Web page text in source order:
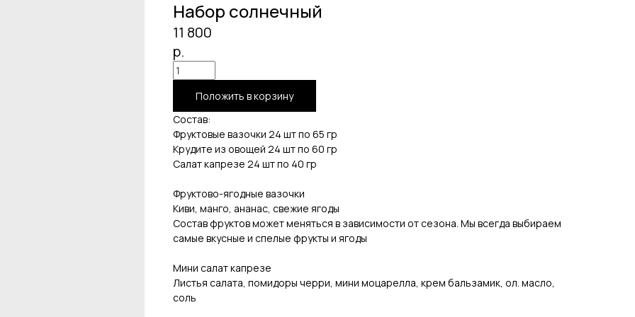
Набор солнечный
11 800
р.
Положить в корзину
Состав:
Фруктовые вазочки 24 шт по 65 гр
Крудите из овощей 24 шт по 60 гр
Салат капрезе 24 шт по 40 гр
Фруктово-ягодные вазочки
Киви, манго, ананас, свежие ягоды
Состав фруктов может меняться в зависимости от сезона. Мы всегда выбираем
самые вкусные и спелые фрукты и ягоды
Мини салат капрезе
Листья салата, помидоры черри, мини моцарелла, крем бальзамик, ол. масло,
соль